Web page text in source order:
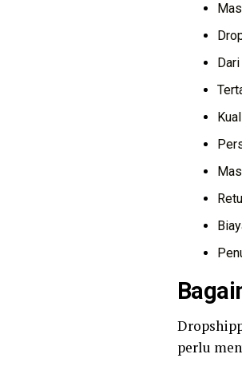
perlu